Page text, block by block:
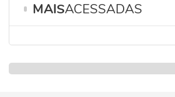
MAISACESSADAS